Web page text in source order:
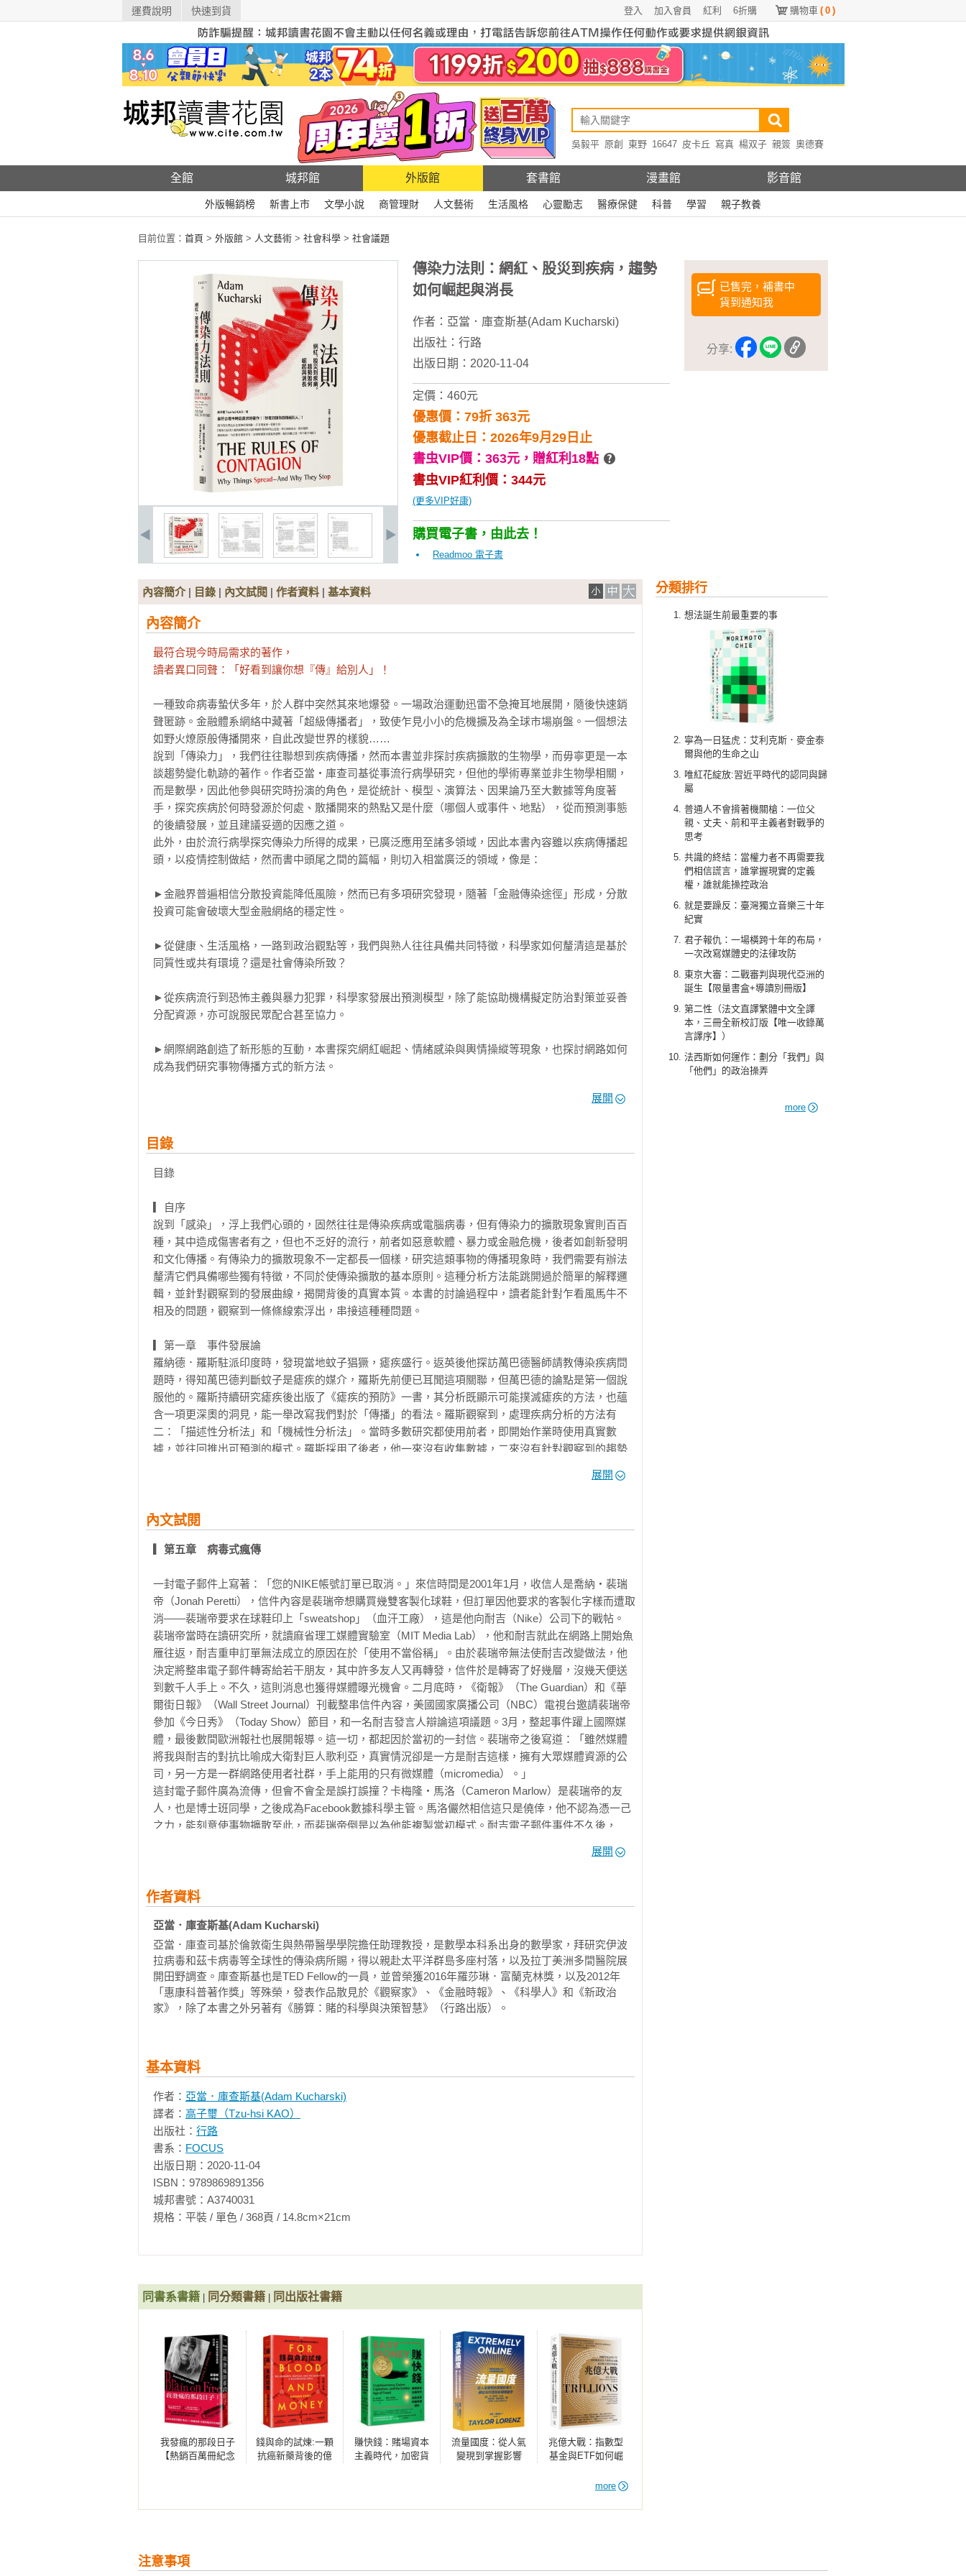
運費說明 快速到貨 購物車 ( 0 )
6折購
紅利
加入會員
登入
吳毅平 原創 東野 16647 皮卡丘 寫真 楊双子 親簽 奧德賽
全館 城邦館 外版館 套書館 漫畫館 影音館
外版暢銷榜 新書上市 文學小說 商管理財 人文藝術 生活風格 心靈勵志 醫療保健 科普 學習 親子教養
目前位置： 首頁 > 外版館 > 人文藝術 > 社會科學 > 社會議題
已售完，補書中
貨到通知我
分享:
傳染力法則：網紅、股災到疾病，趨勢
如何崛起與消長
作者： 亞當．庫查斯基(Adam Kucharski)
出版社： 行路
出版日期：2020-11-04
定價：460元
優惠價：79折 363元
優惠截止日：2026年9月29日止
書虫VIP價：363元， 贈紅利18點
書虫VIP紅利價：344元
(更多VIP好康)
購買電子書，由此去！
Readmoo 電子書
分類排行
想法誕生前最重要的事
寧為一日猛虎：艾利克斯．麥金泰
爾與他的生命之山
唯紅花綻放:習近平時代的認同與歸
屬
普通人不會揹著機關槍：一位父
親、丈夫、前和平主義者對戰爭的
思考
共識的終結：當權力者不再需要我
們相信謊言，誰掌握現實的定義
權，誰就能操控政治
就是要躁反：臺灣獨立音樂三十年
紀實
君子報仇：一場橫跨十年的布局，
一次改寫媒體史的法律攻防
東京大審：二戰審判與現代亞洲的
誕生【限量書盒+導讀別冊版】
第二性（法文直譯繁體中文全譯
本，三冊全新校訂版【唯一收錄萬
言譯序】）
法西斯如何運作：劃分「我們」與
「他們」的政治操弄
more
內容簡介| 目錄 | 內文試閱 | 作者資料 | 基本資料
內容簡介
最符合現今時局需求的著作，
讀者異口同聲：「好看到讓你想『傳』給別人」！
一種致命病毒蟄伏多年，於人群中突然其來地爆發。一場政治運動迅雷不急掩耳地展開，隨後快速銷
聲匿跡。金融體系網絡中藏著「超級傳播者」，致使乍見小小的危機擴及為全球市場崩盤。一個想法
如野火燎原般傳播開來，自此改變世界的樣貌……
說到「傳染力」，我們往往聯想到疾病傳播，然而本書並非探討疾病擴散的生物學，而毋寧更是一本
談趨勢變化軌跡的著作。作者亞當・庫查司基從事流行病學研究，但他的學術專業並非生物學相關，
而是數學，因此他參與研究時扮演的角色，是從統計、模型、演算法、因果論乃至大數據等角度著
手，探究疾病於何時發源於何處、散播開來的熱點又是什麼（哪個人或事件、地點），從而預測事態
的後續發展，並且建議妥適的因應之道。
此外，由於流行病學探究傳染力所得的成果，已廣泛應用至諸多領域，因此本書內容雖以疾病傳播起
頭，以疫情控制做結，然而書中頭尾之間的篇幅，則切入相當廣泛的領域，像是：
►金融界普遍相信分散投資能降低風險，然而已有多項研究發現，隨著「金融傳染途徑」形成，分散
投資可能會破壞大型金融網絡的穩定性。
►從健康、生活風格，一路到政治觀點等，我們與熟人往往具備共同特徵，科學家如何釐清這是基於
同質性或共有環境？還是社會傳染所致？
►從疾病流行到恐怖主義與暴力犯罪，科學家發展出預測模型，除了能協助機構擬定防治對策並妥善
分配資源，亦可說服民眾配合甚至協力。
►網際網路創造了新形態的互動，本書探究網紅崛起、情緒感染與輿情操縱等現象，也探討網路如何
成為我們研究事物傳播方式的新方法。
►惡意軟體鑽漏洞潛入私人電腦、駭客藉電腦系統控制科技設備，乃至程式碼共享難溯源等情形，一
……舉凡網紅現象、政治風向、創新傳播、金融趨勢、罪案偵察，乃至暴力事件等等，作者皆以引人
入勝的故事解讀各類型「擴散現象」從出現、發展到消亡的種種線索。
現今的世界比以往更加環環相扣，許多現象牽一髮動全身，
「傳染力法則」能夠解釋這些具備傳播特質的事物之更迭，
想要解讀眾多現象與趨勢，擬出因應之道，你不能不知道！
▎本書內容涵蓋廣泛，所跨領域請參閱〈目錄〉的各章引文 ▎
展開
目錄
目錄
▎自序
說到「感染」，浮上我們心頭的，固然往往是傳染疾病或電腦病毒，但有傳染力的擴散現象實則百百
種，其中造成傷害者有之，但也不乏好的流行，前者如惡意軟體、暴力或金融危機，後者如創新發明
和文化傳播。有傳染力的擴散現象不一定都長一個樣，研究這類事物的傳播現象時，我們需要有辦法
釐清它們具備哪些獨有特徵，不同於使傳染擴散的基本原則。這種分析方法能跳開過於簡單的解釋邏
輯，並針對觀察到的發展曲線，揭開背後的真實本質。本書的討論過程中，讀者能針對乍看風馬牛不
相及的問題，觀察到一條條線索浮出，串接這種種問題。
▎第一章　事件發展論
羅納德．羅斯駐派印度時，發現當地蚊子猖獗，瘧疾盛行。返英後他探訪萬巴德醫師請教傳染疾病問
題時，得知萬巴德判斷蚊子是瘧疾的媒介，羅斯先前便已耳聞這項關聯，但萬巴德的論點是第一個說
服他的。羅斯持續研究瘧疾後出版了《瘧疾的預防》一書，其分析既顯示可能撲滅瘧疾的方法，也蘊
含一項更深奧的洞見，能一舉改寫我們對於「傳播」的看法。羅斯觀察到，處理疾病分析的方法有
二：「描述性分析法」和「機械性分析法」。當時多數研究都使用前者，即開始作業時使用真實數
據，並往回推出可預測的模式。羅斯採用了後者，他一來沒有收集數據，二來沒有針對觀察到的趨勢
英格蘭銀行首席經濟學家安迪．霍爾丹指出，SARS疫情可堪比擬2008年金融危機的不良影響。他指
產，導致資產價格崩跌；銀行的「藏身」方式則可能是囤積資金。霍爾丹早在2004年便指出，我們已
弱。這在生態學已經是個成熟的概念，不幸的是，等到大型崩潰發生時，大家才終於聽進這樣的概
念。雷曼兄弟垮台後，銀行業上上下下都開始思考傳染病學的概念。霍爾丹指出，「如果不從感染傳
播的角度切入，你很難講清楚為何雷曼兄弟會拖垮金融體系。」
▎第三章　社會傳染「友」關係
社交互動不僅會促進社區傳播，還能將感染傳到其他地方。2009年流感大流行初期，病毒並未在各國
間直線傳播。當3月份在墨西哥爆發時，迅速到達中國等遠處，但花了更長的時間才在巴貝多等附近國
家現身。究其原因，如果以地圖位置來定義「近」、「遠」，代表使用了錯誤的距離觀念。感染的傳
播者是人，連接墨西哥和中國的主要航線，數量多於往返巴貝多等地的航線，如果改為根據航空公司
乘客流量來定義距離，則此次流感的蔓延會更容易解釋。社交連結的重要性很容易遭到低估。20世紀
初羅斯和哈德森撰寫「事件發展論」論文時，認為意外、離婚和慢性疾病等事情是獨立事件，即如果
某人發生了這件事，並不會影響其他人面臨同一件事的機率，也就說人際之間沒有傳播因子。在21世
紀初，研究人員開始質疑是否真是如此。
▎第四章　事情醞釀中
犯罪演算法的侷限超出人們的想像。蘭德公司研究人員曾歸納了有關預測型警務監察的四大迷思。一
分析和決策時的表現最佳，而無法全面取代人類。三是警力需要一個強大模型來做出優良決策，而問
的資訊。」第四個迷思或許最難以消滅，就是預測得準，犯罪也會自動減少。蘭德團隊表示：「預測
的本質，就只是預測。要實際減少犯罪，必須根據預測採取行動。」
▎第五章　病毒式瘋傳
事件躍上國際媒體。後來一家多媒體非營利機構聘用裴瑞帝擔任「傳染力媒體實驗室」主管，針對線
量，標題兩極化如何增加露出，內容求新求變則能增加使用者的黏著度。裴瑞帝團隊甚至新創了「轉
發」功能，這項概念日後成為社群網路上內容傳播的基本功能。想像一下：如果Twitter拿掉「轉推」的
選項，Facebook移除「分享」按鍵，結果會有何不同？
▎第六章　如何宰制網際網路
美國哥倫比亞大學與法國國家研究院合作，探討Twitter使用者提到的主流新聞報導，發現有將近60%的
連結，其他使用者從未點選，但其中有些報導持續傳播。說穿了，許多人樂在分享，而不是閱讀文
章。曾於Facebook擔任數據科學家的迪恩．艾克斯指出，想要讓人與社交媒體簡單互動，不用太傷腦
留言。」一旦做起來不用太費事，實際行動就容易得多。這對行銷人員形成挑戰。行銷活動或許帶來
活動本身互動。就好比追隨者多，不見得就能大量帶動分享潮，行銷內容的點閱或分享次數再多，也
無法自動轉換成獲利或支持度。
▎第七章　溯源追追追
施密特醫生某夜造訪外遇對象珍妮絲，為她注射一劑「維生素」。隨後數週珍妮絲出現類流感症狀，
數月後確診愛滋病，她懷疑該夜施密特注射的其實是HIV病毒，便將他告上法庭。當時雖已普遍採用
DNA檢測來協助辦案，但珍妮絲一案更為棘手。HIV一類的病毒演化進程相對較快，因此珍妮絲血液中
的病毒不見得就是當初感染的病毒。施密特面對指控時辯稱，珍妮絲體內的 HIV病毒與遭懷疑的原患
者病毒大不相同，因此說後者是感染源並不合理。演化生物學家大衛．希爾斯團隊拿珍妮絲與施密特
病患兩人的病毒，與拉法葉當地 HIV患者身上的其他病毒相比較。對於施密特病患和珍妮絲身上的病
毒，希爾斯在證詞中說：「兩者是分析中序列最相近的，並且是從兩個個體身上所分離出來的病毒序
列中，所能找到最密切相關的。」施密特因而獲判有罪，此案為親緣關係分析首次用於美國刑事案件
分析擴散現象時，重中之重並非做對了什麼，而是發現哪裡搞錯。認知到有東西看起來不對勁，像是
注意到發展曲線很特別，或是原以為是法則，卻發生例外。隨著我們日益認識有傳染力的擴散現象，
展開
內文試閱
▎第五章　病毒式瘋傳
一封電子郵件上寫著：「您的NIKE帳號訂單已取消。」來信時間是2001年1月，收信人是喬納‧裴瑞
帝（Jonah Peretti），信件內容是裴瑞帝想購買幾雙客製化球鞋，但訂單因他要求的客製化字樣而遭取
消——裴瑞帝要求在球鞋印上「sweatshop」（血汗工廠），這是他向耐吉（Nike）公司下的戰帖。
裴瑞帝當時在讀研究所，就讀麻省理工媒體實驗室（MIT Media Lab），他和耐吉就此在網路上開始魚
雁往返，耐吉重申訂單無法成立的原因在於「使用不當俗稱」。由於裴瑞帝無法使耐吉改變做法，他
決定將整串電子郵件轉寄給若干朋友，其中許多友人又再轉發，信件於是轉寄了好幾層，沒幾天便送
到數千人手上。不久，這則消息也獲得媒體曝光機會。二月底時，《衛報》（The Guardian）和《華
爾街日報》（Wall Street Journal）刊載整串信件內容，美國國家廣播公司（NBC）電視台邀請裴瑞帝
參加《今日秀》（Today Show）節目，和一名耐吉發言人辯論這項議題。3月，整起事件躍上國際媒
體，最後數間歐洲報社也展開報導。這一切，都起因於當初的一封信。裴瑞帝之後寫道：「雖然媒體
將我與耐吉的對抗比喻成大衛對巨人歌利亞，真實情況卻是一方是耐吉這樣，擁有大眾媒體資源的公
司，另一方是一群網路使用者社群，手上能用的只有微媒體（micromedia）。」
這封電子郵件廣為流傳，但會不會全是誤打誤撞？卡梅隆‧馬洛（Cameron Marlow）是裴瑞帝的友
人，也是博士班同學，之後成為Facebook數據科學主管。馬洛儼然相信這只是僥倖，他不認為憑一己
之力，能刻意使事物擴散至此，而裴瑞帝倒是以為他能複製當初模式。耐吉電子郵件事件不久後，
（contagious media lab）主管，針對線上內容展開網路實驗。他想觀察的是：什麼造就傳染力？又是
在接下來數年，裴瑞帝著手研究網路人氣的特徵，像是搭上新聞潮流如何驅動網站流量，標題兩極化
（reblog）功能，網友能藉此分享其他人的張貼內容。這項概念日後成為社群網路上內容傳播的基本功
能。想像一下：如果Twitter拿掉「轉推」的選項，Facebook移除「分享」按鍵，結果會有何不同？裴
瑞帝最終轉戰新聞界，幫助《赫芬頓郵報》（Huffington Post）發展業務，但早期的傳染力試驗卻在腦
海中揮之不去。最終，他向前東家Eyebeam年事已高的老闆提出建議，建立新型態的媒體公司，專攻
有傳染力的擴散現象，運用他們對網路人氣的見解，大規模展開應用。他們的想法是不斷滾動生成能
病毒式瘋傳的內容，並稱之為「BuzzFeed」。
愈感興味盎然，最後也擔任BuzzFeed的早期顧問。儘管華茲最初的研究方向是電影演員和蟲腦等網絡
全球資訊網的線上連結。過程中，他們推翻了外界長期以來對資訊傳播方式的認知。
當時，行銷界愈來愈關注「高影響力人士」這個概念，即能引發社會傳染現象的一般人。在這個年
頭，原文「influencer」已演變為泛稱，指的是有影響力的一般民眾、名流和媒體名人，但原概念形容
的是名不見經傳的人，能引起一傳十、十傳百的擴散現象。影響力行銷的理念，是由企業鎖定一些意
料之外擁有緊密連結的民眾，藉此以較少的成本，加大想法傳播的範圍。企業不依靠歐普拉‧溫芙蕾
（Oprah Winfrey）這類名人來宣傳產品，反而能從零建立民眾的熱情。華茲目前主要任職於美國賓州
大學，他表示：「行銷界的人會受到這個概念吸引，主要原因在於他們能以小預算，達到歐普拉代言
等級的大效果。」
world）試驗。1967年，米爾格蘭對300個人指派了一項任務：將一條訊息傳給居住在美國波士頓附近
給該證券經紀人，這名中介者於當地從事服飾生意，顯然是證券經紀人和外界間的最大接點；米爾格
蘭表示，證券經紀人得知這事後相當驚訝。如果一位沒有裙帶關係的商人在傳達訊息一事上，竟如此
華茲指出影響力的假說事實上有多種版本：「有個版本很有趣，不過是假的；另一個版本是真的，但
是不有趣。」在有趣的版本中，存在特定人士（如米爾格蘭實驗中的服飾商），他們在社會傳染現象
上具有不成比例的重要性。如果你能找到這種人，則不需大筆行銷預算和名人代言，便能達到宣傳效
果。此假說雖然吸引人，但未受到嚴格審視。2003年，華茲的哥大團隊重新執行米爾格蘭的實驗，訊
息改以電子郵件傳遞，規模也更加擴大。團隊挑了18位不同的目標對象，所在地橫跨13國，接著建立2
萬5千條電郵寄送鏈，請每一位參加者都將訊息寄給一名特定目標。在米爾格蘭的小規模實驗中，服飾
商儼然是連結訊息的要角，但在華茲設計的電郵鏈中，未觀察到相同情形，而是訊息透過一群不同的
人，在每一條電郵鏈中流傳，並非有同樣一群「高影響力人士」不斷現身。此外，針對如何選擇收信
人，哥大研究團隊也就此詢問實驗參加者。結果顯示，他們偏好考量位置或職業等特徵，而非以特殊
有許多追蹤者，或是先前的貼文曾形成轉推熱潮，可能更有助於協助事物傳播。然而，也無法因此保
展開
作者資料
亞當．庫查斯基(Adam Kucharski)
亞當．庫查司基於倫敦衛生與熱帶醫學學院擔任助理教授，是數學本科系出身的數學家，拜研究伊波
拉病毒和茲卡病毒等全球性的傳染病所賜，得以親赴太平洋群島多座村落，以及拉丁美洲多間醫院展
開田野調查。庫查斯基也是TED Fellow的一員，並曾榮獲2016年羅莎琳．富蘭克林獎，以及2012年
「惠康科普著作獎」等殊榮，發表作品散見於《觀察家》、《金融時報》、《科學人》和《新政治
家》，除了本書之外另著有《勝算：賭的科學與決策智慧》（行路出版）。
基本資料
作者： 亞當．庫查斯基(Adam Kucharski)
譯者： 高子璽（Tzu-hsi KAO）
出版社： 行路
書系： FOCUS
出版日期：2020-11-04
ISBN：9789869891356
城邦書號：A3740031
規格：平裝 / 單色 / 368頁 / 14.8cm×21cm
同書系書籍 同分類書籍 同出版社書籍
我發瘋的那段日子
【熱銷百萬冊紀念
錢與命的試煉:一顆
抗癌新藥背後的億
賺快錢：賭場資本
主義時代，加密貨
流量國度：從人氣
變現到掌握影響
兆億大戰：指數型
基金與ETF如何崛
鑰，並改變全球投
more
注意事項